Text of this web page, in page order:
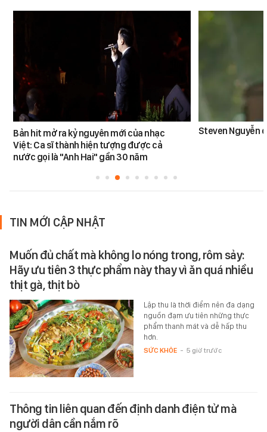
Bản hit mở ra kỷ nguyên mới của nhạc
Việt: Ca sĩ thành hiện tượng được cả
nước gọi là "Anh Hai" gần 30 năm
Steven Nguyễn
TIN MỚI CẬP NHẬT
Muốn đủ chất mà không lo nóng trong, rôm sảy:
Hãy ưu tiên 3 thực phẩm này thay vì ăn quá nhiều
thịt gà, thịt bò
Lập thu là thời điểm nên đa dạng
nguồn đạm ưu tiên những thực
phẩm thanh mát và dễ hấp thu
hơn.
SỨC KHỎE - 5 giờ trước
Thông tin liên quan đến định danh điện tử mà
người dân cần nắm rõ